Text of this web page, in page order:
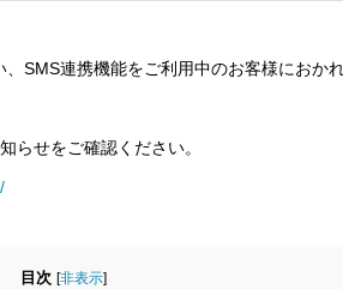
SMS連携機能をご利用中のお客様におか
らせをご確認ください。
目次 [非表示]